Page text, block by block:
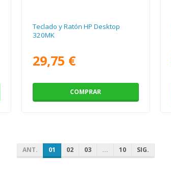
Teclado y Ratón HP Desktop
320MK
29,75 €
COMPRAR
ANT. 01 02 03 ... 10 SIG.